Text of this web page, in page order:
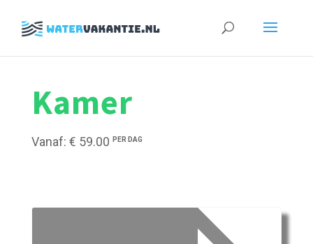
Zoeken
Kamer
Vanaf: € 59.00 PER DAG